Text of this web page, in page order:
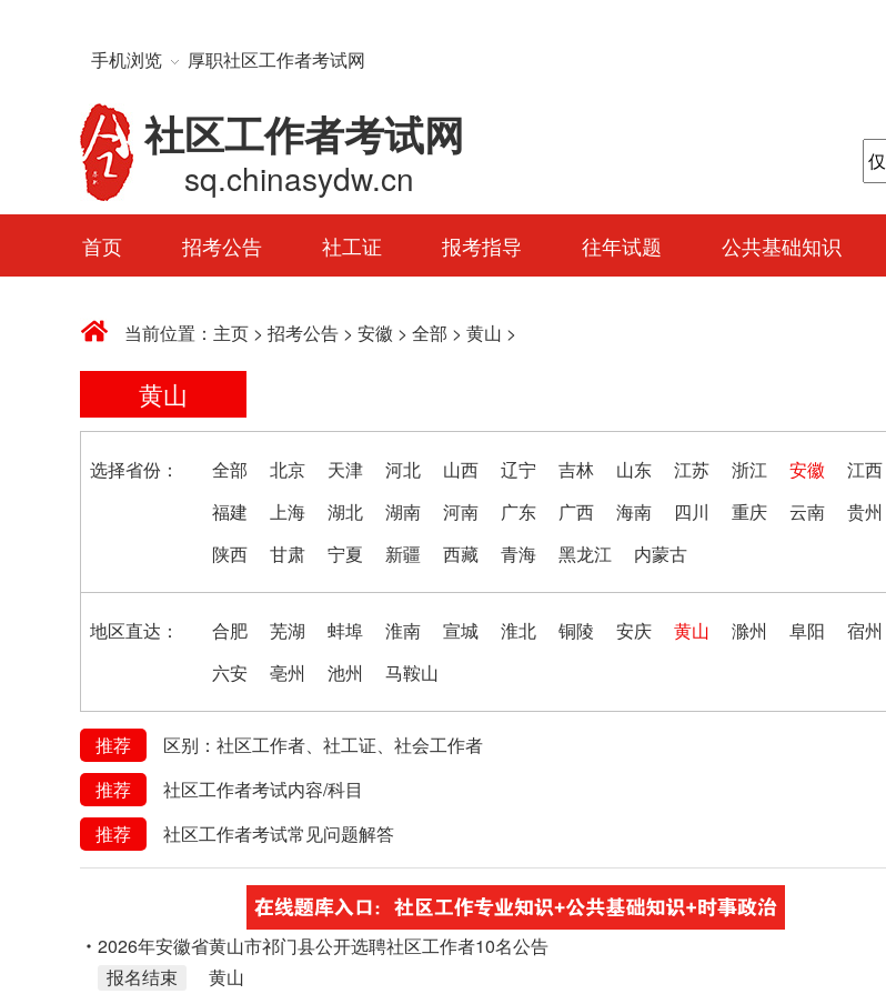
手机浏览 厚职社区工作者考试网
社区工作者考试网
sq.chinasydw.cn
首页 招考公告 社工证 报考指导 往年试题 公共基础知识
当前位置： 主页 > 招考公告 > 安徽 > 全部 > 黄山 >
黄山
选择省份： 全部 北京 天津 河北 山西 辽宁 吉林 山东 江苏 浙江 安徽
江西
福建
上海 湖北 湖南 河南 广东 广西 海南 四川 重庆 云南
贵州
陕西
甘肃 宁夏 新疆 西藏 青海 黑龙江 内蒙古
地区直达： 合肥 芜湖 蚌埠 淮南 宣城 淮北 铜陵 安庆 黄山 滁州 阜阳
宿州
六安
亳州 池州 马鞍山
推荐
区别：社区工作者、社工证、社会工作者
推荐
社区工作者考试内容/科目
推荐
社区工作者考试常见问题解答
2026年安徽省黄山市祁门县公开选聘社区工作者10名公告
报名结束
黄山